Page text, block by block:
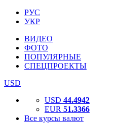
РУС
УКР
ВИДЕО
ФОТО
ПОПУЛЯРНЫЕ
СПЕЦПРОЕКТЫ
USD
USD 44.4942
EUR 51.3366
Все курсы валют